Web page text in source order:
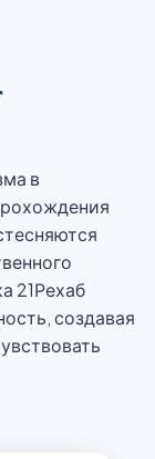
в
21Рехаб
создавая